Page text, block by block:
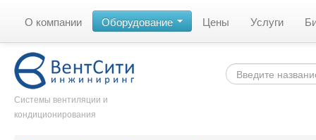
О компании Оборудование Цены Услуги
Системы вентиляции и
кондиционирования